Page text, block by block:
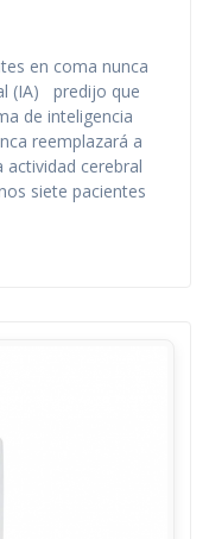
en coma nunca
(IA) predijo que
de inteligencia
reemplazará a
actividad cerebral
siete pacientes